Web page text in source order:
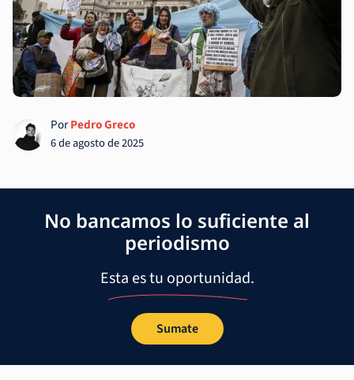
PorPedro Greco
6 de agosto de 2025
No bancamos lo suficiente al
periodismo
Esta es tu oportunidad.
Sumate